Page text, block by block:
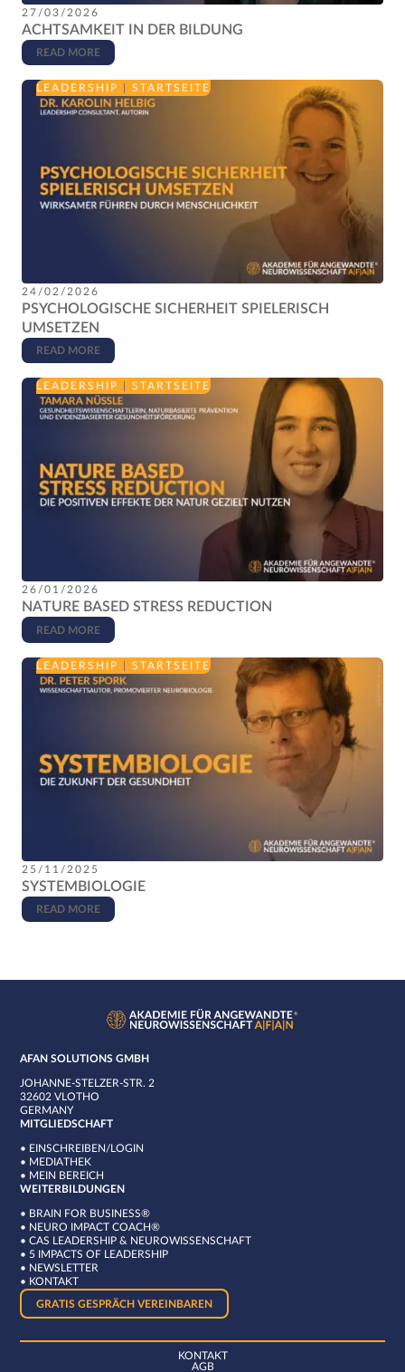
27/03/2026
ACHTSAMKEIT IN DER BILDUNG
READ MORE
24/02/2026
PSYCHOLOGISCHE SICHERHEIT SPIELERISCH
UMSETZEN
READ MORE
LEADERSHIP STARTSEITE
26/01/2026
NATURE BASED STRESS REDUCTION
READ MORE
LEADERSHIP STARTSEITE
25/11/2025
SYSTEMBIOLOGIE
READ MORE
LEADERSHIP STARTSEITE
AFAN SOLUTIONS GMBH
JOHANNE-STELZER-STR. 2
32602 VLOTHO
GERMANY
MITGLIEDSCHAFT
• EINSCHREIBEN/LOGIN
• MEDIATHEK
• MEIN BEREICH
WEITERBILDUNGEN
• BRAIN FOR BUSINESS®
• NEURO IMPACT COACH®
•CAS LEADERSHIP & NEUROWISSENSCHAFT
• 5 IMPACTS OF LEADERSHIP
• NEWSLETTER
• KONTAKT
GRATIS GESPRÄCH VEREINBAREN
KONTAKT
AGB